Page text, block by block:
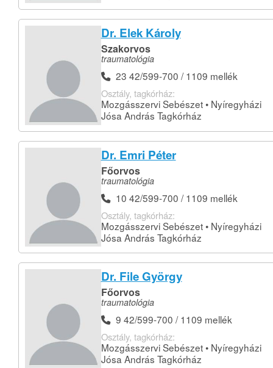
Dr. Elek Károly
Szakorvos
traumatológia
23 42/599-700 / 1109 mellék
Osztály, tagkórház:
Mozgásszervi Sebészet • Nyíregyházi
Jósa András Tagkórház
Dr. Emri Péter
Főorvos
traumatológia
10 42/599-700 / 1109 mellék
Osztály, tagkórház:
Mozgásszervi Sebészet • Nyíregyházi
Jósa András Tagkórház
Dr. File György
Főorvos
traumatológia
9 42/599-700 / 1109 mellék
Osztály, tagkórház:
Mozgásszervi Sebészet • Nyíregyházi
Jósa András Tagkórház